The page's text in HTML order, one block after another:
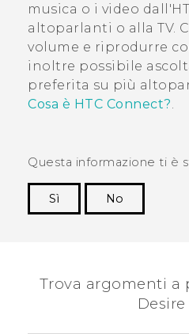
musica o i video dall'
altoparlanti o alla TV.
volume e riprodurre
inoltre possibile
preferita su più
Cosa è HTC Connect?.
Questa informazione ti è
Sì
No
Trova argomenti a
Desire